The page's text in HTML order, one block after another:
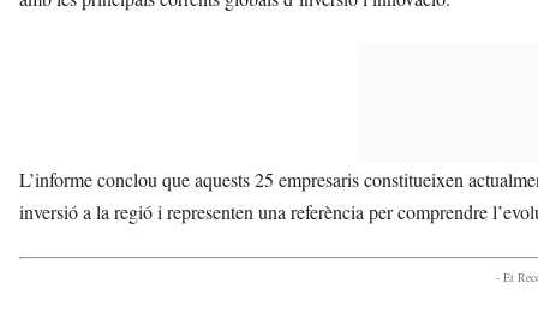
L’informe conclou que aquests 25 empresaris constitueixen
inversió a la regió i representen una referència per comprendre
- Et